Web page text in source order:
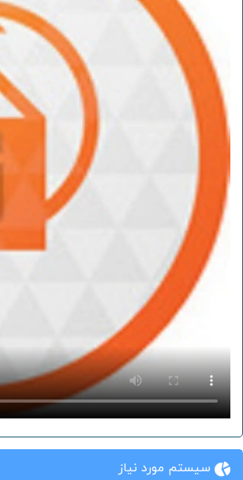
سیستم مورد نیاز